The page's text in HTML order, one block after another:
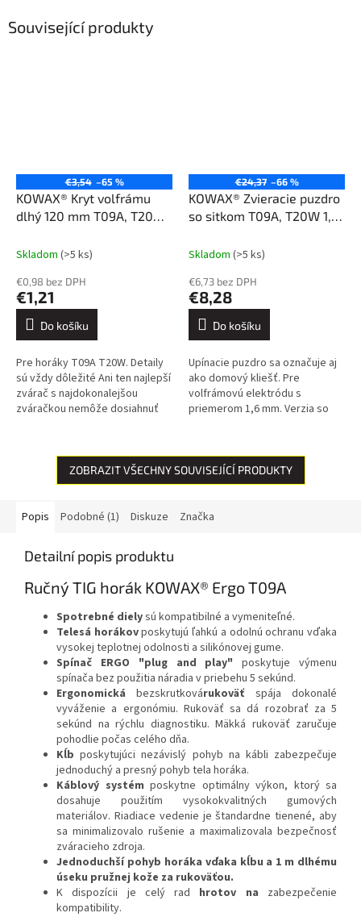
Související produkty
€3,54 –65 %
KOWAX® Kryt volfrámu
dlhý 120 mm T09A, T20W,
Skladom (>5 ks)
€0,98 bez DPH
€1,21
Do košíku
Pre horáky T09A T20W. Detaily
sú vždy dôležité Ani ten najlepší
zvárač s najdokonalejšou
zváračkou nemôže dosiahnuť
spotrebné...
€24,37 –66 %
KOWAX® Zvieracie puzdro
so sitkom T09A, T20W 1,6
Skladom (>5 ks)
€6,73 bez DPH
€8,28
Do košíku
Upínacie puzdro sa označuje aj
ako domový kliešť. Pre
volfrámovú elektródu s
priemerom 1,6 mm. Verzia so
Detaily sú vždy...
ZOBRAZIT VŠECHNY SOUVISEJÍCÍ PRODUKTY
Popis Podobné (1) Diskuze Značka
Detailní popis produktu
Ručný TIG horák KOWAX® Ergo T09A
Spotrebné dielysú kompatibilné a vymeniteľné.
Telesá horákovposkytujú ľahkú a odolnú ochranu vďaka
vysokej teplotnej odolnosti a silikónovej gume.
Spínač ERGO "plug and play"poskytuje výmenu
spínača bez použitia náradia v priebehu 5 sekúnd.
Ergonomickábezskrutkovárukoväť spája dokonalé
vyváženie a ergonómiu. Rukoväť sa dá rozobrať za 5
sekúnd na rýchlu diagnostiku. Mäkká rukoväť zaručuje
pohodlie počas celého dňa.
Kĺb poskytujúci nezávislý pohyb na kábli zabezpečuje
jednoduchý a presný pohyb tela horáka.
Káblový systém poskytne optimálny výkon, ktorý sa
dosahuje použitím vysokokvalitných gumových
materiálov. Riadiace vedenie je štandardne tienené, aby
sa minimalizovalo rušenie a maximalizovala bezpečnosť
zváracieho zdroja.
Jednoduchší pohyb horáka vďaka kĺbu a 1 m dlhému
úseku pružnej kože za rukoväťou.
K dispozícii je celý rad hrotov na zabezpečenie
kompatibility.